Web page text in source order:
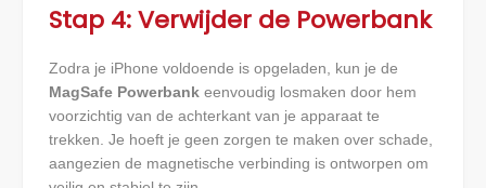
Stap 4: Verwijder de Powerbank
Zodra je iPhone voldoende is opgeladen, kun je de
MagSafe Powerbank eenvoudig losmaken door hem
voorzichtig van de achterkant van je apparaat te
trekken. Je hoeft je geen zorgen te maken over schade,
aangezien de magnetische verbinding is ontworpen om